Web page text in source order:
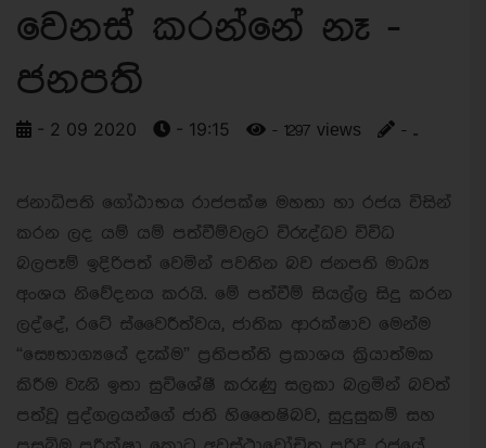
වෙනස් කරන්නේ නෑ -
ජනපති
- 2 09 2020 - 19:15 - 1297 views - ..
ජනාධිපති ගෝඨාභය රාජපක්ෂ මහතා හා රජය විසින්
කරන ලද යම් යම් පත්වීම්වලට විරුද්ධව විවිධ
බලපෑම් ඉදිරිපත් වෙමින් පවතින බව ජනපති මාධ්‍ය
අංශය නිවේදනය කරයි. මේ පත්වීම් සියල්ල සිදු කරන
ලද්දේ, රටේ ස්වෛරීත්වය, ජාතික ආරක්ෂාව මෙන්ම
“සෞභාග්‍යයේ දැක්ම” ප්‍රතිපත්ති ප්‍රකාශය ක්‍රියාත්මක
කිරීම වැනි ඉතා සුවිශේෂී කරුණු සලකා බලමින් බවත්
පත්වූ පුද්ගලයන්ගේ ජාති හිතෛෂිබව, සුදුසුකම් සහ